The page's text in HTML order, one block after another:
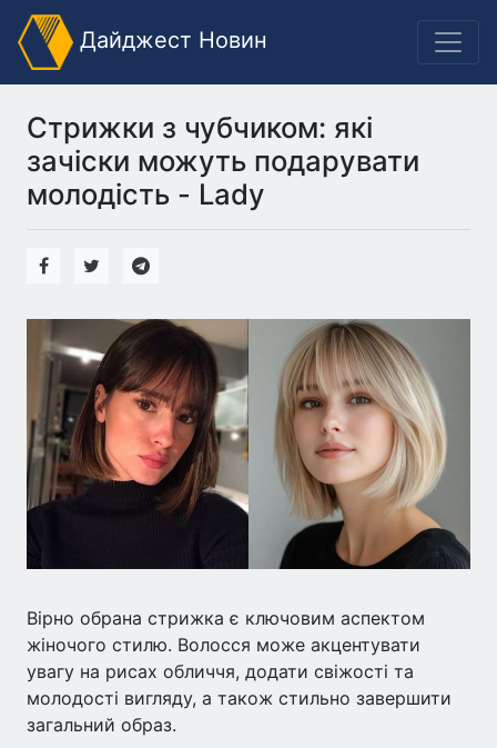
Дайджест Новин
Стрижки з чубчиком: які
зачіски можуть подарувати
молодість - Lady
Вірно обрана стрижка є ключовим аспектом
жіночого стилю. Волосся може акцентувати
увагу на рисах обличчя, додати свіжості та
молодості вигляду, а також стильно завершити
загальний образ.